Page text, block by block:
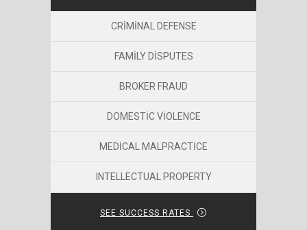
CRIMINAL DEFENSE
FAMILY DISPUTES
BROKER FRAUD
DOMESTIC VIOLENCE
MEDICAL MALPRACTICE
INTELLECTUAL PROPERTY
SEE SUCCESS RATES